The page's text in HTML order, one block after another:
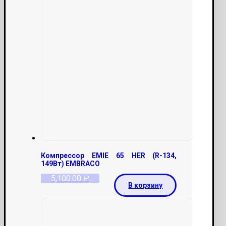
Компрессор EMIE 65 HER (R-134,
149Вт) EMBRACO
5,100.00 Р
В корзину